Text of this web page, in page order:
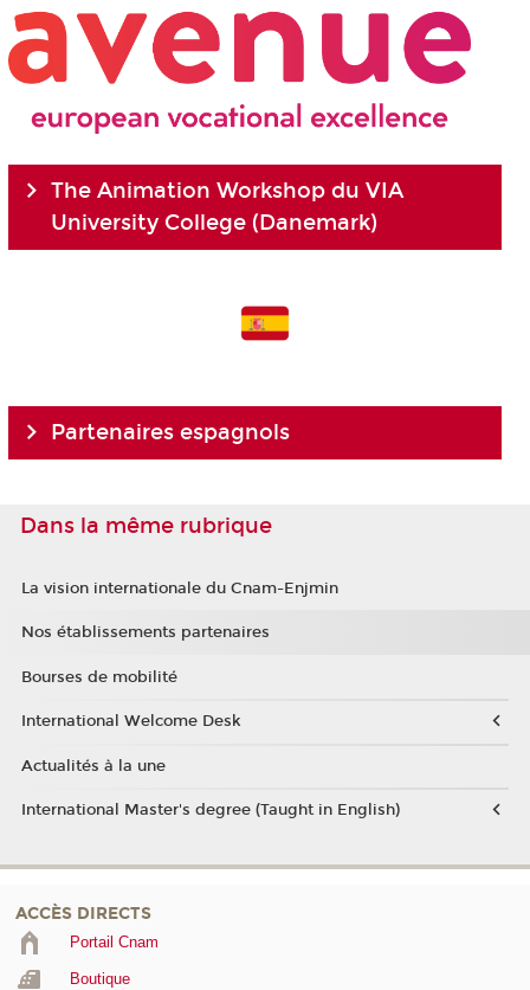
The Animation Workshop du VIA
University College (Danemark)
Partenaires espagnols
Dans la même rubrique
La vision internationale du Cnam-Enjmin
Nos établissements partenaires
Bourses de mobilité
International Welcome Desk
Actualités à la une
International Master's degree (Taught in English)
ACCÈS DIRECTS
Portail Cnam
Boutique